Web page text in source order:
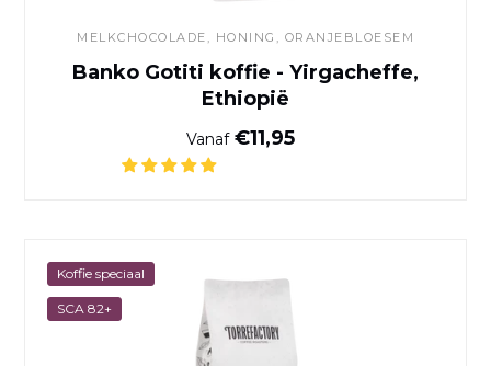
MELKCHOCOLADE, HONING, ORANJEBLOESEM
Banko Gotiti koffie - Yirgacheffe,
Ethiopië
Normale prijs
Vanaf€11,95
Koffie speciaal
SCA 82+